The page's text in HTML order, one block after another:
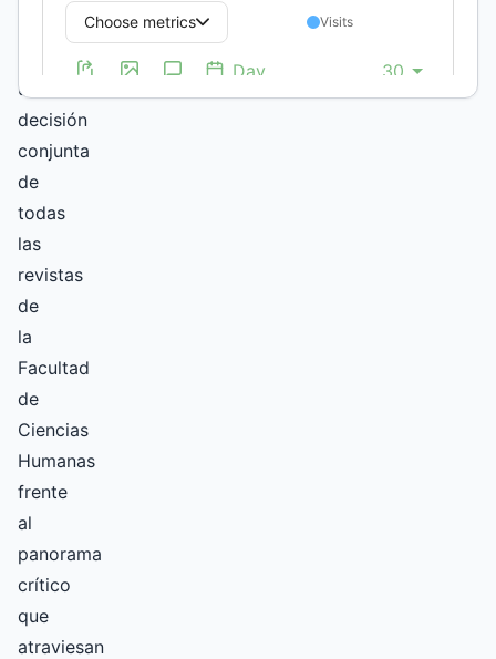
responde
una
decisión
conjunta
de
todas
las
revistas
de
la
Facultad
de
Ciencias
Humanas
frente
al
panorama
crítico
que
atraviesan